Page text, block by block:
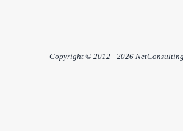
Copyright © 2012 - 2026